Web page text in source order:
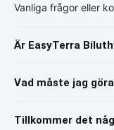
Vanliga frågor eller
Är EasyTerra
Vad måste jag
Tillkommer det